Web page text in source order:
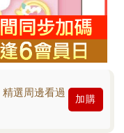
選周邊看過
加購